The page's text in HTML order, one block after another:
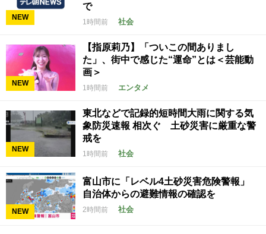
NEW
で
1時間前 社会
NEW
【指原莉乃】「ついこの間ありまし
た」、街中で感じた“運命”とは＜芸能動
画＞
1時間前 エンタメ
NEW
東北などで記録的短時間大雨に関する気
象防災速報 相次ぐ 土砂災害に厳重な警
戒を
1時間前 社会
NEW
富山市に「レベル4土砂災害危険警報」
自治体からの避難情報の確認を
2時間前 社会